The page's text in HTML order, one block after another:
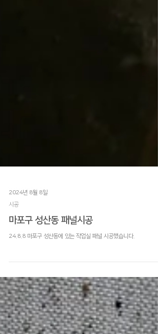
2024년 8월 8일
시공
마포구 성산동 패널시공
24.8.8 마포구 성산동에 있는 작업실 패널 시공했습니다.